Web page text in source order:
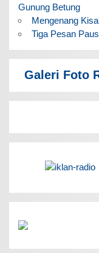
Gunung Betung
Mengenang
Tiga Pesan
Galeri Foto